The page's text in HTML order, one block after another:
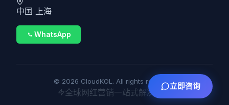
中国 上海
WhatsApp
© 2026 CloudKOL. All rights reserved.
全球网红营销一站式解决方案
立即咨询